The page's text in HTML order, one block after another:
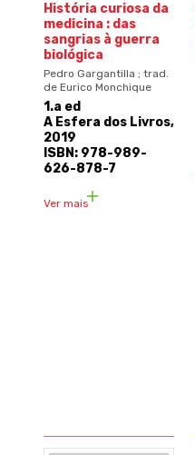
História curiosa da
medicina : das
sangrias à guerra
biológica
Pedro Gargantilla ; trad.
de Eurico Monchique
1.a ed
A Esfera dos Livros,
2019
ISBN: 978-989-
626-878-7
Ver mais